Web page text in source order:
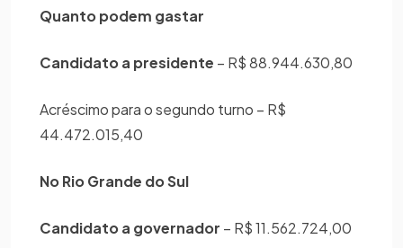
Quanto podem gastar
Candidato a presidente – R$ 88.944.630,80
Acréscimo para o segundo turno – R$
44.472.015,40
No Rio Grande do Sul
Candidato a governador – R$ 11.562.724,00